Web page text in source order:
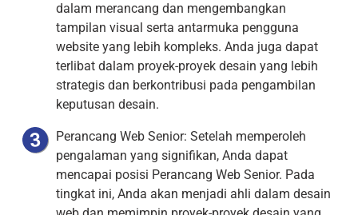
dalam merancang dan mengembangkan
tampilan visual serta antarmuka pengguna
website yang lebih kompleks. Anda juga dapat
terlibat dalam proyek-proyek desain yang lebih
strategis dan berkontribusi pada pengambilan
keputusan desain.
Perancang Web Senior: Setelah memperoleh
pengalaman yang signifikan, Anda dapat
mencapai posisi Perancang Web Senior. Pada
tingkat ini, Anda akan menjadi ahli dalam desain